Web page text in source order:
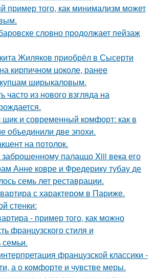
пример того, как минимализм может
словно продолжает пейзаж
Жиляков приобрёл в Сысерти
кирпичном цоколе, ранее
ширыкаловым.
часто из нового взгляда на
шик и современный комфорт: как в
объединили две эпохи.
на потолок.
палаццо Xiii века его
Анне ковре и Фредерику тубау де
семь лет реставрации.
с характером в Париже.
стенки:
- пример того, как можно
французского стиля и
семьи.
французской классики -
а о комфорте и чувстве меры.